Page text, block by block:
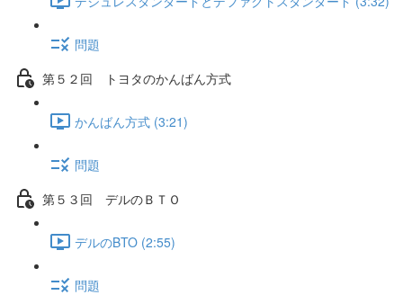
問題
第５２回 トヨタのかんばん方式
かんばん方式 (3:21)
問題
第５３回 デルのＢＴＯ
デルのBTO (2:55)
問題